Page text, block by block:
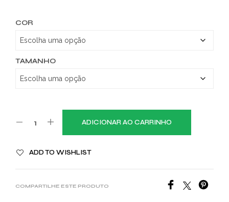
COR
TAMANHO
ADICIONAR AO CARRINHO
ADD TO WISHLIST
COMPARTILHE ESTE PRODUTO